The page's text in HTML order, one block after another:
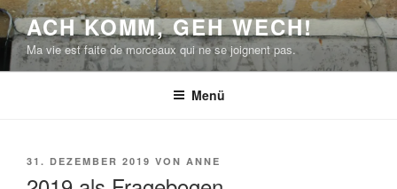
Zum
Inhalt
springen
ACH KOMM, GEH WECH!
Ma vie est faite de morceaux qui ne se joignent pas.
Menü
VERÖFFENTLICHT
31. DEZEMBER 2019 VON ANNE